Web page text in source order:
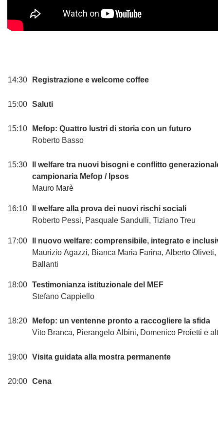
14:30 Registrazione e welcome coffee
15:00 Saluti
15:10
Mefop: Quattro lustri di storia con un futuro
Roberto Basso
15:30
Il welfare tra nuovi bisogni e conflitto
campionaria Mefop / Ipsos
Mauro Marè
16:10
Il welfare alla prova dei nuovi rischi sociali
Roberto Pessi, Pasquale Sandulli, Tiziano Treu
17:00
Il nuovo welfare: comprensibile, integrato e
Maurizio Agazzi, Bianca Maria Farina, Alberto
Ballanti
18:00 Testimonianza istituzionale del MEF
Stefano Cappiello
18:20
Mefop: un ventenne pronto a raccogliere la sfida
Vito Branca, Pierangelo Albini, Domenico Proietti e
19:00 Visita guidata alla mostra permanente
20:00 Cena